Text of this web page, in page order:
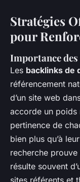
Stratégies
pour
Importance
Les backlinks de
référencement
d’un site web
accorde un poids
pertinence de
bien plus qu’à
recherche prouve
résulte souvent